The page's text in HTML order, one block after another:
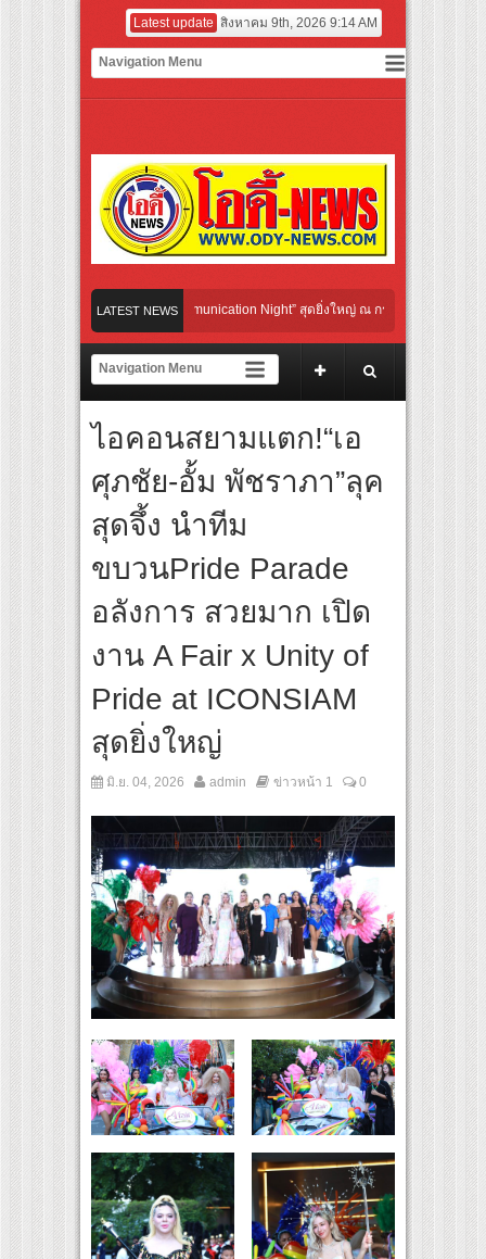
Latest update สิงหาคม 9th, 2026 9:14 AM
LATEST NEWS
Cultural Communication Night” สุดยิ่งใหญ่ ณ กรุงเทพฯ ขนทัพศิลปินชั้นนำ พร้อ
บจังหวะแอโรบิกสุดมันส์ ในกิจกรรม “EM-ROBIC DANCE FOR MOM
ญยาวที่สุดแห่งปีจาก NUUI Starathon 8.8 “บอส-โนอึล” เปิดประเดิมเคะ-เมะ สุดเซอร์
เปิดเกมใหม่ในวงการการศึกษา เปิดตัว “SCA PLUS” แพลตฟอร์มการเรียนรู้
อดการลงทุนในธุรกิจการศึกษากว่า 100 ล้านบาท
เส้นทางจาการ์ตา-กรุงเทพฯ เสริม Air Connectivity ดึงนักท่องเที่ยวคุณภาพจา
Cultural Communication Night” สุดยิ่งใหญ่ ณ กรุงเทพฯ ขนทัพศิลปินชั้นนำ พร้อ
ไอคอนสยามแตก!“เอ
ศุภชัย-อั้ม พัชราภา”ลุค
สุดจึ้ง นำทีม
ขบวนPride Parade
อลังการ สวยมาก เปิด
งาน A Fair x Unity of
Pride at ICONSIAM
สุดยิ่งใหญ่
มิ.ย. 04, 2026 admin ข่าวหน้า 1 0